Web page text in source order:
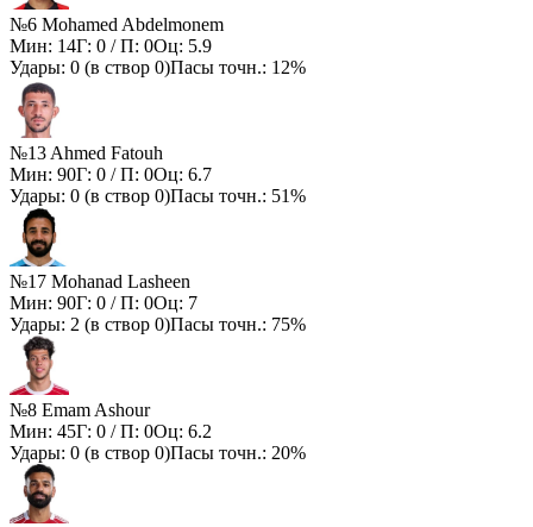
№6 Mohamed Abdelmonem
Мин: 14Г: 0 / П: 0Оц: 5.9
Удары: 0 (в створ 0)Пасы точн.: 12%
№13 Ahmed Fatouh
Мин: 90Г: 0 / П: 0Оц: 6.7
Удары: 0 (в створ 0)Пасы точн.: 51%
№17 Mohanad Lasheen
Мин: 90Г: 0 / П: 0Оц: 7
Удары: 2 (в створ 0)Пасы точн.: 75%
№8 Emam Ashour
Мин: 45Г: 0 / П: 0Оц: 6.2
Удары: 0 (в створ 0)Пасы точн.: 20%